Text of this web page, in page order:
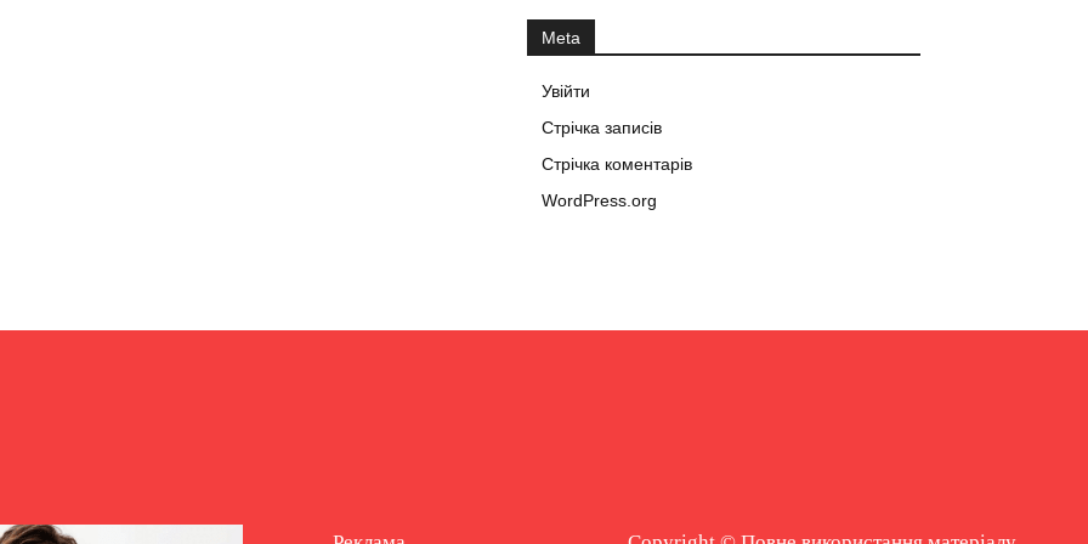
Meta
Увійти
Стрічка записів
Стрічка коментарів
WordPress.org